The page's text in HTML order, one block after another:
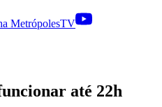
MetrópolesTV
até 22h